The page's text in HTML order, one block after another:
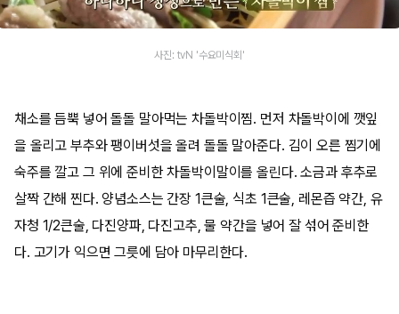
사진: tvN '수요미식회'
채소를 듬뿍 넣어 돌돌 말아먹는 차돌박이찜. 먼저 차돌박이에 깻잎
을 올리고 부추와 팽이버섯을 올려 돌돌 말아준다. 김이 오른 찜기에
숙주를 깔고 그 위에 준비한 차돌박이말이를 올린다. 소금과 후추로
살짝 간해 찐다. 양념소스는 간장 1큰술, 식초 1큰술, 레몬즙 약간, 유
자청 1/2큰술, 다진양파, 다진고추, 물 약간을 넣어 잘 섞어 준비한
다. 고기가 익으면 그릇에 담아 마무리한다.